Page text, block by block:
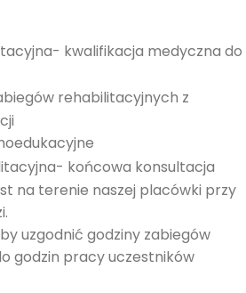
kwalifikacja medyczna do
rehabilitacyjnych z
końcowa konsultacja
na terenie naszej placówki przy
uzgodnić godziny zabiegów
godzin pracy uczestników